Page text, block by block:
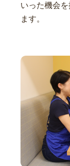
いった機会
ます。